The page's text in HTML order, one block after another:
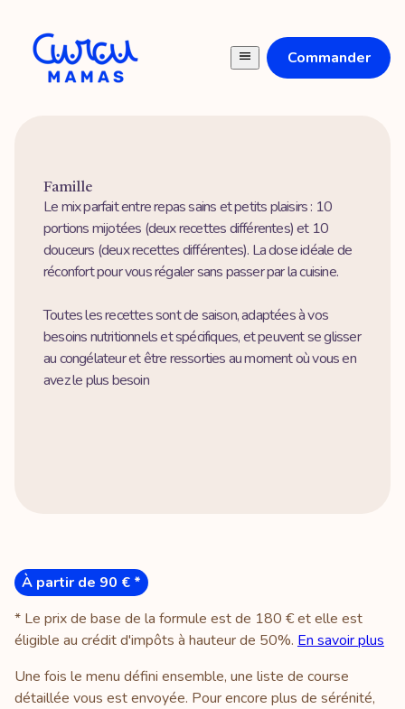
Commander
Famille
Le mix parfait entre repas sains et petits plaisirs : 10
portions mijotées (deux recettes différentes) et 10
douceurs (deux recettes différentes). La dose idéale de
réconfort pour vous régaler sans passer par la cuisine.
Toutes les recettes sont de saison, adaptées à vos
besoins nutritionnels et spécifiques, et peuvent se glisser
au congélateur et être ressorties au moment où vous en
avez le plus besoin
À partir de 90 € *
* Le prix de base de la formule est de 180 € et elle est
éligible au crédit d'impôts à hauteur de 50%. En savoir plus
Une fois le menu défini ensemble, une liste de course
détaillée vous est envoyée. Pour encore plus de sérénité,